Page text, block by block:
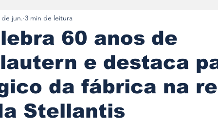
Motos
Componentes Gastronomia Videojogos/
60 anos de
e destaca
da fábrica na
Stellantis
de jun. 3 min de leitura